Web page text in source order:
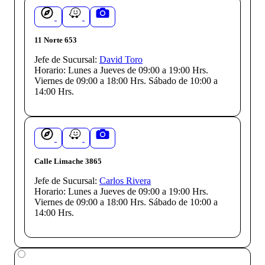
11 Norte 653
Jefe de Sucursal: David Toro
Horario: Lunes a Jueves de 09:00 a 19:00 Hrs.
Viernes de 09:00 a 18:00 Hrs. Sábado de 10:00 a
14:00 Hrs.
Calle Limache 3865
Jefe de Sucursal: Carlos Rivera
Horario: Lunes a Jueves de 09:00 a 19:00 Hrs.
Viernes de 09:00 a 18:00 Hrs. Sábado de 10:00 a
14:00 Hrs.